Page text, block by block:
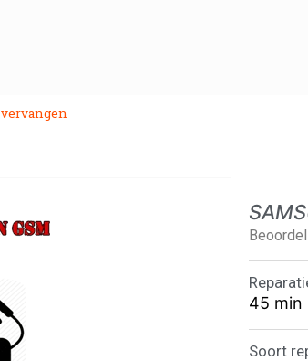
45 min
Soort